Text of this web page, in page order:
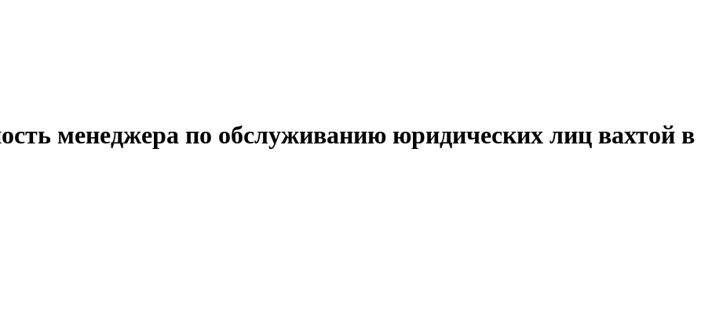
менеджера по обслуживанию юридических лиц вахтой в